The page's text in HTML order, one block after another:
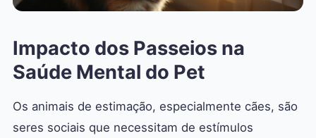
Impacto dos Passeios na
Saúde Mental do Pet
Os animais de estimação, especialmente cães, são
seres sociais que necessitam de estímulos